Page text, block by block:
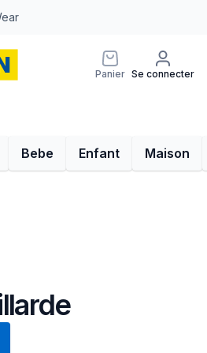
Panier Se connecter
Bebe Enfant Maison